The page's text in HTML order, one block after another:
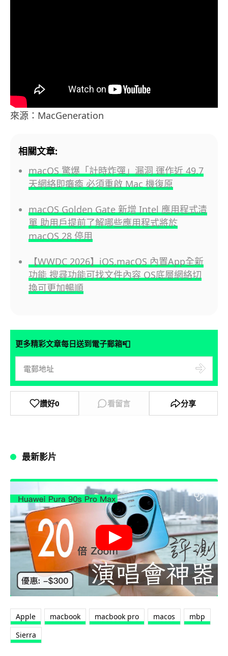
來源：MacGeneration
相關文章:
macOS 驚爆「計時炸彈」漏洞 運作近 49.7
天網絡即癱瘓 必須重啟 Mac 機復原
macOS Golden Gate 新增 Intel 應用程式清
單 助用戶提前了解哪些應用程式將於
macOS 28 停用
【WWDC 2026】iOS,macOS 內置App全新
功能 搜尋功能可找文件內容 OS底層網絡切
換可更加暢順
更多精彩文章每日送到電子郵箱📮
讚好0 看留言 分享
最新影片
Apple macbook macbook pro macos
mbp
Sierra